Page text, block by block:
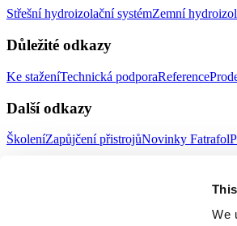
We
Střešní hydroizolační systémZemní
Důležité odkazy
Ke staženíTechnická podporaReference
Další odkazy
ŠkoleníZapůjčení přistrojůNovinky Fatrafol